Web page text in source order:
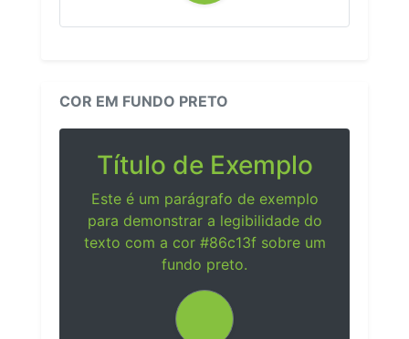
COR EM FUNDO PRETO
Título de Exemplo
Este é um parágrafo de exemplo
para demonstrar a legibilidade do
texto com a cor #86c13f sobre um
fundo preto.